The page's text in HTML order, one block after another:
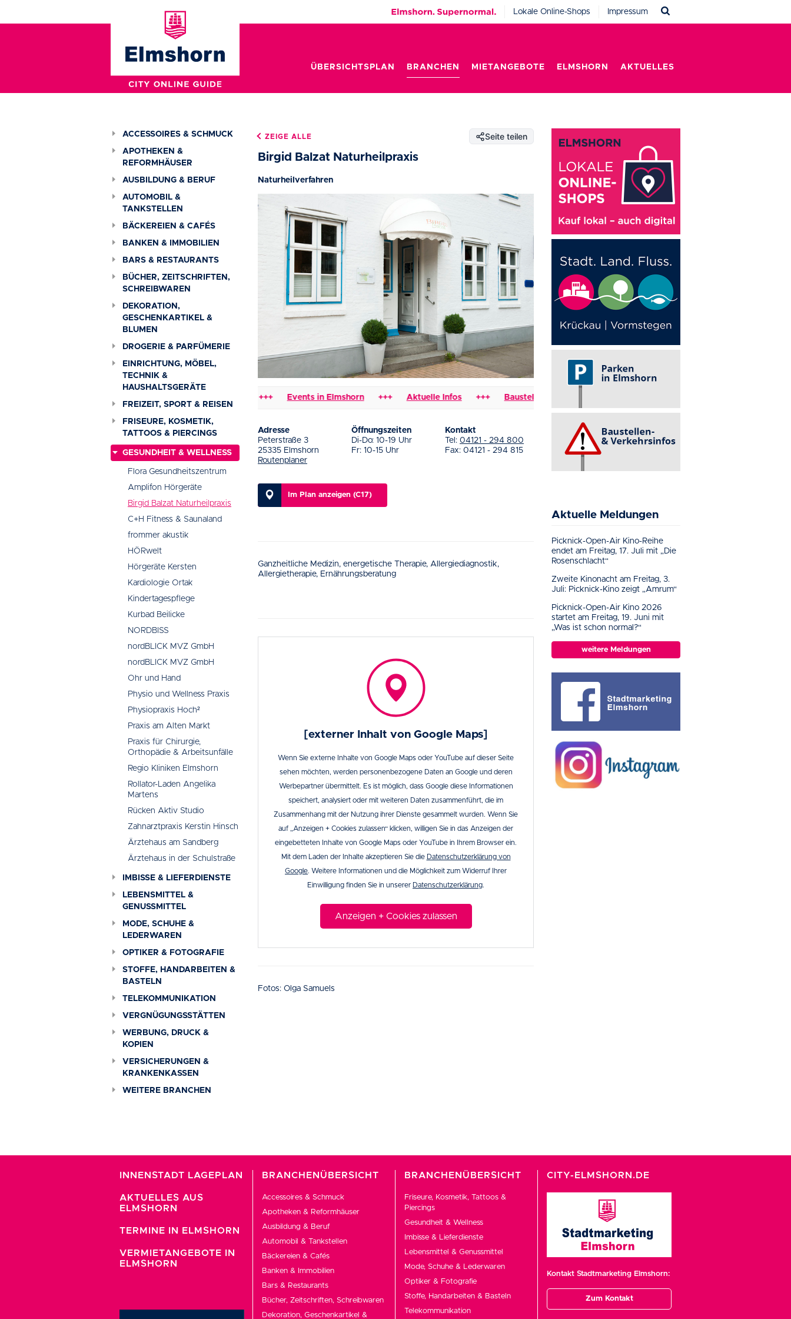
Lokale Online-Shops Impressum
ÜBERSICHTSPLAN BRANCHEN MIETANGEBOTE ELMSHORN AKTUELLES
ACCESSOIRES & SCHMUCK
APOTHEKEN &
REFORMHÄUSER
AUSBILDUNG & BERUF
AUTOMOBIL &
TANKSTELLEN
BÄCKEREIEN & CAFÉS
BANKEN & IMMOBILIEN
BARS & RESTAURANTS
BÜCHER, ZEITSCHRIFTEN,
SCHREIBWAREN
DEKORATION,
GESCHENKARTIKEL &
BLUMEN
DROGERIE & PARFÜMERIE
EINRICHTUNG, MÖBEL,
TECHNIK &
HAUSHALTSGERÄTE
FREIZEIT, SPORT & REISEN
FRISEURE, KOSMETIK,
TATTOOS & PIERCINGS
GESUNDHEIT & WELLNESS
Flora Gesundheitszentrum
Amplifon Hörgeräte
Birgid Balzat Naturheilpraxis
C+H Fitness & Saunaland
frommer akustik
HÖRwelt
Hörgeräte Kersten
Kardiologie Ortak
Kindertagespflege
Kurbad Beilicke
NORDBISS
nordBLICK MVZ GmbH
nordBLICK MVZ GmbH
Ohr und Hand
Physio und Wellness Praxis
Physiopraxis Hoch²
Praxis am Alten Markt
Praxis für Chirurgie,
Orthopädie & Arbeitsunfälle
Regio Kliniken Elmshorn
Rollator-Laden Angelika
Martens
Rücken Aktiv Studio
Zahnarztpraxis Kerstin Hinsch
Ärztehaus am Sandberg
Ärztehaus in der Schulstraße
IMBISSE & LIEFERDIENSTE
LEBENSMITTEL &
GENUSSMITTEL
MODE, SCHUHE &
LEDERWAREN
OPTIKER & FOTOGRAFIE
STOFFE, HANDARBEITEN &
BASTELN
TELEKOMMUNIKATION
VERGNÜGUNGSSTÄTTEN
WERBUNG, DRUCK &
KOPIEN
VERSICHERUNGEN &
KRANKENKASSEN
WEITERE BRANCHEN
ZEIGE ALLE Seite teilen
Birgid Balzat Naturheilpraxis
Naturheilverfahren
Events in Elmshorn +++ Aktuelle Infos +++ Baustellen & Verkehrsbehinderungen
Adresse
Peterstraße 3
25335 Elmshorn
Routenplaner
Öffnungszeiten
Di-Do: 10-19 Uhr
Fr: 10-15 Uhr
Kontakt
Tel: 04121 - 294 800
Fax: 04121 - 294 815
Im Plan anzeigen (C17)
Ganzheitliche Medizin, energetische Therapie, Allergiediagnostik,
Allergietherapie, Ernährungsberatung
[externer Inhalt von Google Maps]
Wenn Sie externe Inhalte von Google Maps oder YouTube auf dieser Seite
sehen möchten, werden personenbezogene Daten an Google und deren
Werbepartner übermittelt. Es ist möglich, dass Google diese Informationen
speichert, analysiert oder mit weiteren Daten zusammenführt, die im
Zusammenhang mit der Nutzung ihrer Dienste gesammelt wurden. Wenn Sie
auf „Anzeigen + Cookies zulassen“ klicken, willigen Sie in das Anzeigen der
eingebetteten Inhalte von Google Maps oder YouTube in Ihrem Browser ein.
Mit dem Laden der Inhalte akzeptieren Sie die Datenschutzerklärung von
Google. Weitere Informationen und die Möglichkeit zum Widerruf Ihrer
Einwilligung finden Sie in unserer Datenschutzerklärung.
Anzeigen + Cookies zulassen
Fotos: Olga Samuels
Aktuelle Meldungen
Picknick-Open-Air Kino-Reihe
endet am Freitag, 17. Juli mit „Die
Rosenschlacht“
Zweite Kinonacht am Freitag, 3.
Juli: Picknick-Kino zeigt „Amrum“
Picknick-Open-Air Kino 2026
startet am Freitag, 19. Juni mit
„Was ist schon normal?“
weitere Meldungen
INNENSTADT LAGEPLAN
AKTUELLES AUS
ELMSHORN
TERMINE IN ELMSHORN
VERMIETANGEBOTE IN
ELMSHORN
BRANCHENÜBERSICHT
Accessoires & Schmuck
Apotheken & Reformhäuser
Ausbildung & Beruf
Automobil & Tankstellen
Bäckereien & Cafés
Banken & Immobilien
Bars & Restaurants
Bücher, Zeitschriften, Schreibwaren
Dekoration, Geschenkartikel &
BRANCHENÜBERSICHT
Friseure, Kosmetik, Tattoos &
Piercings
Gesundheit & Wellness
Imbisse & Lieferdienste
Lebensmittel & Genussmittel
Mode, Schuhe & Lederwaren
Optiker & Fotografie
Stoffe, Handarbeiten & Basteln
Telekommunikation
CITY-ELMSHORN.DE
Kontakt Stadtmarketing Elmshorn:
Zum Kontakt